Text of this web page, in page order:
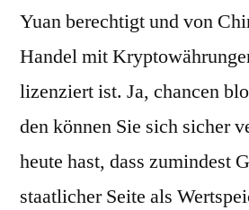
Yuan berechtigt und von
Handel mit
lizenziert ist. Ja, chancen
den können Sie sich sicher
heute hast, dass zumindest
staatlicher Seite als